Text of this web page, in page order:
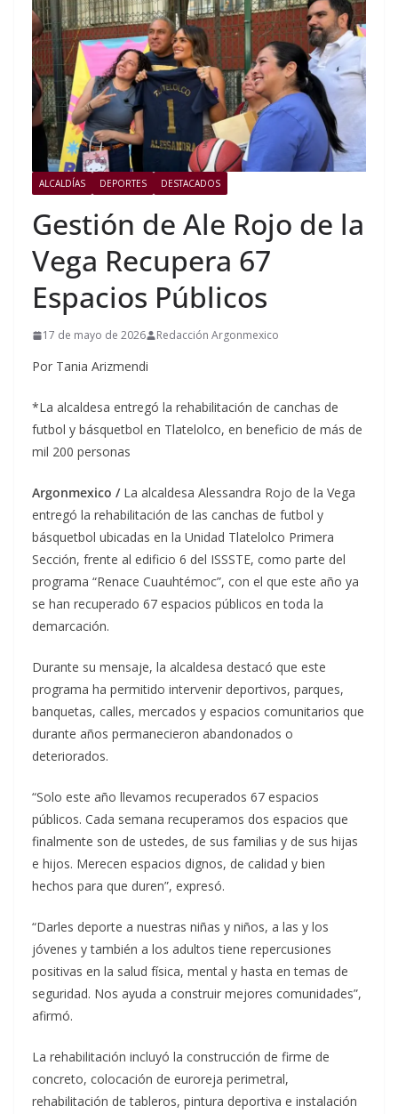
ALCALDÍAS DEPORTES DESTACADOS
Gestión de Ale Rojo de la
Vega Recupera 67
Espacios Públicos
17 de mayo de 2026 Redacción Argonmexico
Por Tania Arizmendi
*La alcaldesa entregó la rehabilitación de canchas de
futbol y básquetbol en Tlatelolco, en beneficio de más de
mil 200 personas
Argonmexico / La alcaldesa Alessandra Rojo de la Vega
entregó la rehabilitación de las canchas de futbol y
básquetbol ubicadas en la Unidad Tlatelolco Primera
Sección, frente al edificio 6 del ISSSTE, como parte del
programa “Renace Cuauhtémoc”, con el que este año ya
se han recuperado 67 espacios públicos en toda la
demarcación.
Durante su mensaje, la alcaldesa destacó que este
programa ha permitido intervenir deportivos, parques,
banquetas, calles, mercados y espacios comunitarios que
durante años permanecieron abandonados o
deteriorados.
“Solo este año llevamos recuperados 67 espacios
públicos. Cada semana recuperamos dos espacios que
finalmente son de ustedes, de sus familias y de sus hijas
e hijos. Merecen espacios dignos, de calidad y bien
hechos para que duren”, expresó.
“Darles deporte a nuestras niñas y niños, a las y los
jóvenes y también a los adultos tiene repercusiones
positivas en la salud física, mental y hasta en temas de
seguridad. Nos ayuda a construir mejores comunidades”,
afirmó.
La rehabilitación incluyó la construcción de firme de
concreto, colocación de euroreja perimetral,
rehabilitación de tableros, pintura deportiva e instalación